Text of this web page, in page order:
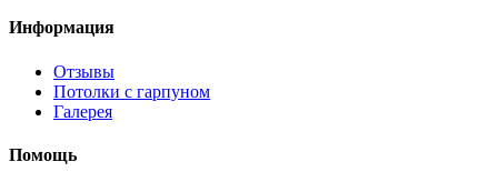
Информация
Отзывы
Потолки с гарпуном
Галерея
Помощь